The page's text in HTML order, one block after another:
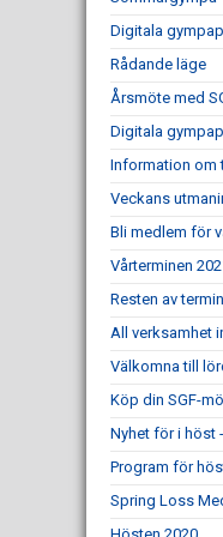
Digitala
Rådande läge
Årsmöte med
Digitala
Information om
Veckans
Bli medlem för
Vårterminen
Resten av
All verksamhet
Välkomna till
Köp din SGF-
Nyhet för i höst
Program för
Spring Loss